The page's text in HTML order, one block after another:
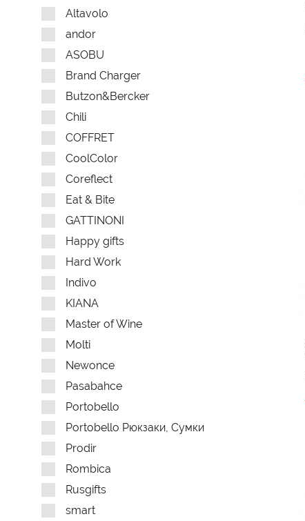
Altavolo
andor
ASOBU
Brand Charger
Butzon&Bercker
Chili
COFFRET
CoolColor
Coreflect
Eat & Bite
GATTINONI
Happy gifts
Hard Work
Indivo
KIANA
Master of Wine
Molti
Newonce
Pasabahce
Portobello
Portobello Рюкзаки, Сумки
Prodir
Rombica
Rusgifts
smart